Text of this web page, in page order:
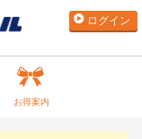
ログイン
お得案内